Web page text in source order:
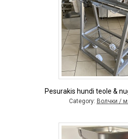
Pesurakis hundi teole &
Category: Волчки /